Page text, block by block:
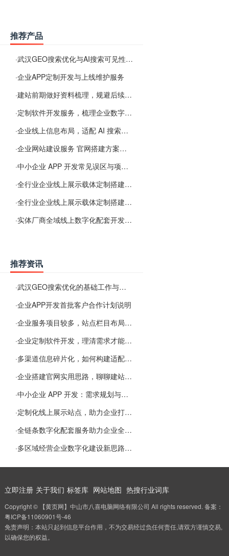
推荐产品
·武汉GEO搜索优化与AI搜索可见性服务
·企业APP定制开发与上线维护服务
·建站前期做好资料梳理，规避后续各类使用难题
·定制软件开发服务，梳理企业数字化落地常见难点
·企业线上信息布局，适配 AI 搜索需要留意这些要点
·企业网站建设服务 官网搭建方案经验分享
·中小企业 APP 开发常见误区与项目规划实用经验
·全行业企业线上展示载体定制搭建服务
·全行业企业线上展示载体定制搭建服务
·实体厂商全域线上数字化配套开发与地域检索优化服务
推荐资讯
·武汉GEO搜索优化的基础工作与实施思路
·企业APP开发首批客户合作计划说明
·企业服务项目较多，站点栏目布局规划参考思路
·企业定制软件开发，理清需求才能提升数字化落地效率
·多渠道信息碎片化，如何构建适配 AI 检索的品牌信息源
·企业搭建官网实用思路，聊聊建站容易忽视的问题
·中小企业 APP 开发：需求规划与项目落地避坑经验分享
·定制化线上展示站点，助力企业打通线上经营渠道
·全链条数字化配套服务助力企业全域线上经营
·多区域经营企业数字化建设新思路：多端载体与地域检索一体化落地思路分享
立即注册 关于我们 标签库 网站地图 热搜行业词库
Copyright © 【黄页网】中山市八喜电脑网络有限公司 All rights reserved. 备案：
粤ICP备11060901号-46
免责声明：本站只起到信息平台作用，不为交易经过负任何责任,请双方谨慎交易,
以确保您的权益。